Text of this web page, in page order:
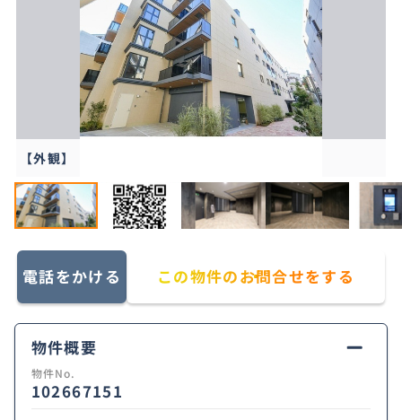
【外観】
電話をかける この物件のお問合せをする
物件概要
物件No.
102667151